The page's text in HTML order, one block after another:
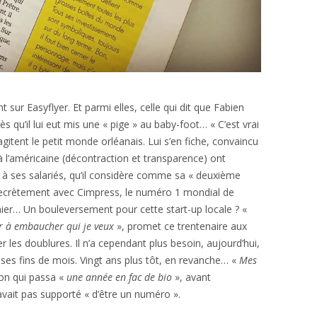
sur Easyflyer. Et parmi elles, celle qui dit que Fabien
qu’il lui eut mis une « pige » au baby-foot… « C’est vrai
le petit monde orléanais. Lui s’en fiche, convaincu
(décontraction et transparence) ont
ses salariés, qu’il considère comme sa « deuxième
avec Cimpress, le numéro 1 mondial de
Un bouleversement pour cette start-up locale ? «
embaucher qui je veux », promet ce trentenaire aux
doublures. Il n’a cependant plus besoin, aujourd’hui,
fins de mois. Vingt ans plus tôt, en revanche… « Mes
qui passa « une année en fac de bio », avant
pas supporté « d’être un numéro ».